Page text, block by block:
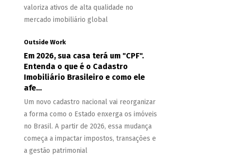
valoriza ativos de alta qualidade no
mercado imobiliário global
Outside Work
Em 2026, sua casa terá um "CPF".
Entenda o que é o Cadastro
Imobiliário Brasileiro e como ele
afe...
Um novo cadastro nacional vai reorganizar
a forma como o Estado enxerga os imóveis
no Brasil. A partir de 2026, essa mudança
começa a impactar impostos, transações e
a gestão patrimonial